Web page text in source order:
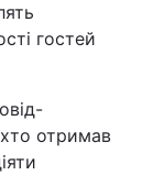
гостей
отримав